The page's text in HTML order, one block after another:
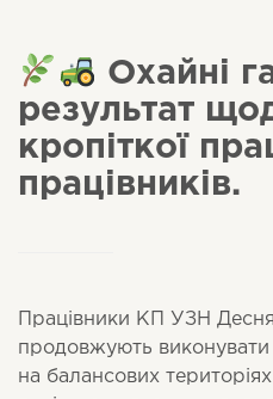
Охайні
результат
кропіткої
працівників.
Працівники КП УЗН
продовжують виконувати
на балансових